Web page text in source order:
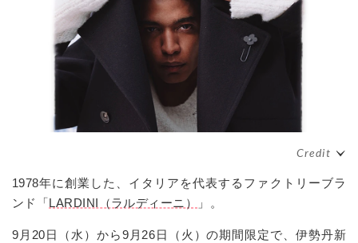
1978年に創業した、イタリアを代表するファクトリーブラ
ンド「LARDINI（ラルディーニ） 」。
9月20日（水）から9月26日（火）の期間限定で、伊勢丹新